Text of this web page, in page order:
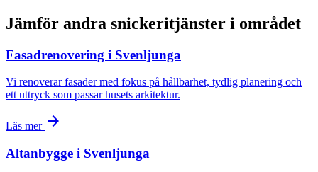
Jämför andra snickeritjänster i området
Fasadrenovering i Svenljunga
Vi renoverar fasader med fokus på hållbarhet, tydlig planering och
ett uttryck som passar husets arkitektur.
Läs mer arrow_forward
Altanbygge i Svenljunga